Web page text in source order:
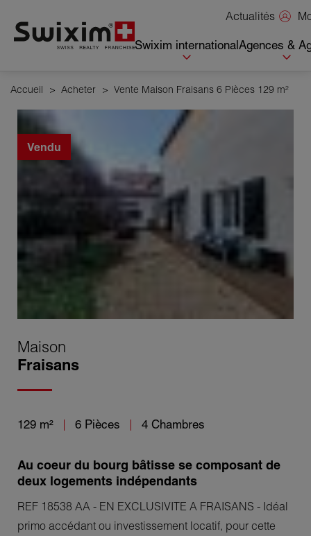
Actualités
Swixim internationalAgences &
Accueil > Acheter > Vente Maison Fraisans 6 Pièces 129 m²
Vendu
Maison
Fraisans
129 m² 6 Pièces 4 Chambres
Au coeur du bourg bâtisse se composant de
deux logements indépendants
REF 18538 AA - EN EXCLUSIVITE A FRAISANS - Idéal
primo accédant ou investissement locatif, pour cette